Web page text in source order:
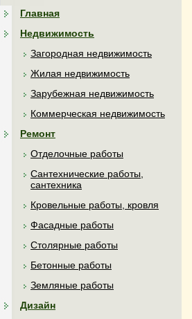
Главная
Недвижимость
Загородная недвижимость
Жилая недвижимость
Зарубежная недвижимость
Коммерческая недвижимость
Ремонт
Отделочные работы
Сантехнические работы,
сантехника
Кровельные работы, кровля
Фасадные работы
Столярные работы
Бетонные работы
Земляные работы
Дизайн